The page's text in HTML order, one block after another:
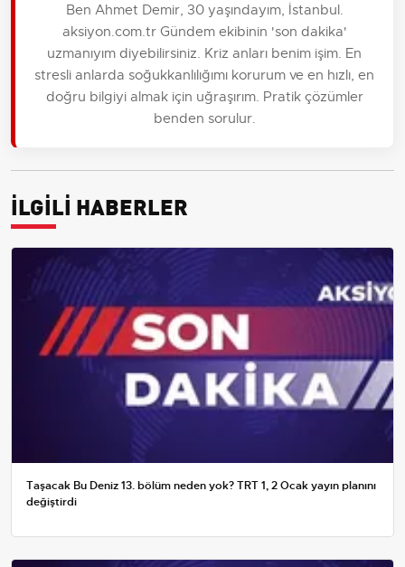
Ben Ahmet Demir, 30 yaşındayım, İstanbul.
aksiyon.com.tr Gündem ekibinin 'son dakika'
uzmanıyım diyebilirsiniz. Kriz anları benim işim. En
stresli anlarda soğukkanlılığımı korurum ve en hızlı, en
doğru bilgiyi almak için uğraşırım. Pratik çözümler
benden sorulur.
İLGİLİ HABERLER
Taşacak Bu Deniz 13. bölüm neden yok? TRT 1, 2 Ocak yayın planını
değiştirdi